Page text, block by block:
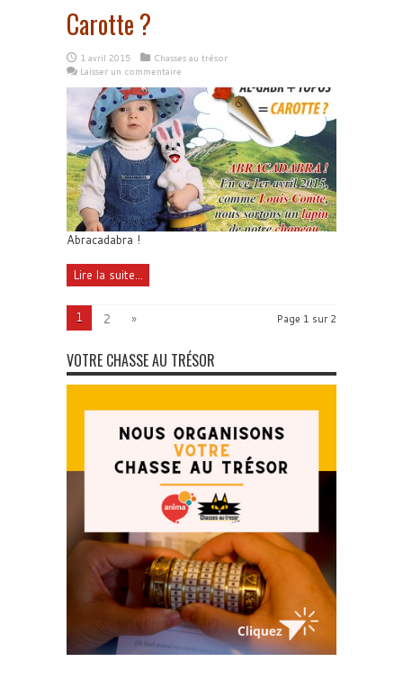
Carotte ?
1 avril 2015
Chasses au trésor
Laisser un commentaire
Abracadabra !
Lire la suite...
Page 1 sur 2
1 2 »
VOTRE CHASSE AU TRÉSOR